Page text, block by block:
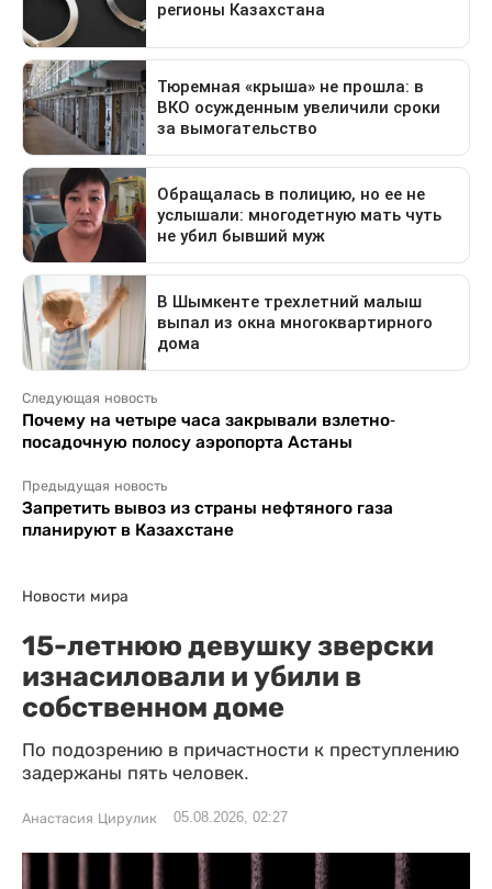
Следующая новость
Почему на четыре часа закрывали взлетно-
посадочную полосу аэропорта Астаны
Предыдущая новость
Запретить вывоз из страны нефтяного газа
планируют в Казахстане
Новости мира
15-летнюю девушку зверски
изнасиловали и убили в
собственном доме
По подозрению в причастности к преступлению
задержаны пять человек.
Анастасия Цирулик 05.08.2026, 02:27